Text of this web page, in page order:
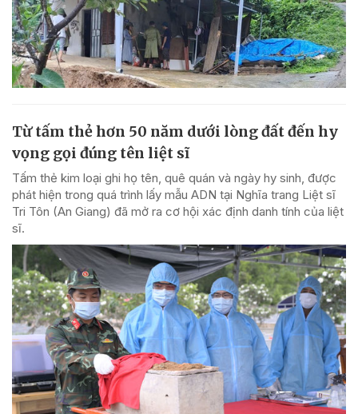
Từ tấm thẻ hơn 50 năm dưới lòng đất đến hy
vọng gọi đúng tên liệt sĩ
Tấm thẻ kim loại ghi họ tên, quê quán và ngày hy sinh, được
phát hiện trong quá trình lấy mẫu ADN tại Nghĩa trang Liệt sĩ
Tri Tôn (An Giang) đã mở ra cơ hội xác định danh tính của liệt
sĩ.